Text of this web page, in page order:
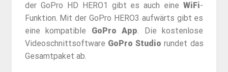
der GoPro HD HERO1 gibt es auch eineWiFi-
Funktion. Mit der GoPro HERO3 aufwärts gibt es
eine kompatible GoPro App. Die kostenlose
Videoschnittsoftware GoPro Studio rundet das
Gesamtpaket ab.